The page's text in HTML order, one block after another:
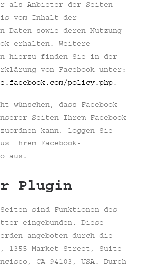
als Anbieter der Seiten
vom Inhalt der
Daten sowie deren Nutzung
erhalten. Weitere
hierzu finden Sie in der
von Facebook unter:
policy.php.
wünschen, dass Facebook
Seiten Ihrem Facebook-
kann, loggen Sie
Ihrem Facebook-
aus.
Plugin
sind Funktionen des
eingebunden. Diese
angeboten durch die
1355 Market Street, Suite
CA 94103, USA. Durch